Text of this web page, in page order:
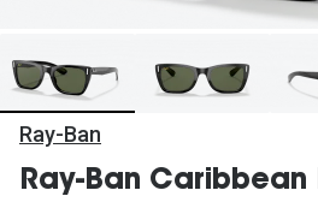
Ray-Ban
Ray-Ban Caribbean